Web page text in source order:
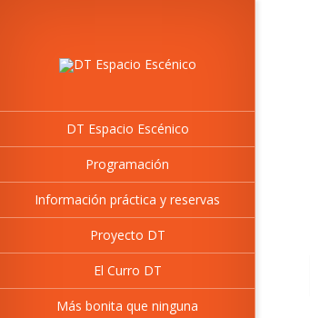
DT Espacio Escénico
Programación
Información práctica y reservas
Proyecto DT
El Curro DT
Más bonita que ninguna